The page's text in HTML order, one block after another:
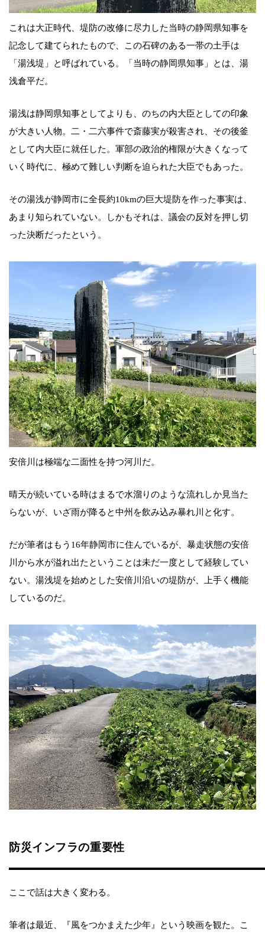
これは大正時代、堤防の改修に尽力した当時の静岡県知事を
記念して建てられたもので、この石碑のある一帯の土手は
「湯浅堤」と呼ばれている。「当時の静岡県知事」とは、湯
浅倉平だ。
湯浅は静岡県知事としてよりも、のちの内大臣としての印象
が大きい人物。二・二六事件で斎藤実が殺害され、その後釜
として内大臣に就任した。軍部の政治的権限が大きくなって
いく時代に、極めて難しい判断を迫られた大臣でもあった。
その湯浅が静岡市に全長約10kmの巨大堤防を作った事実は、
あまり知られていない。しかもそれは、議会の反対を押し切
った決断だったという。
安倍川は極端な二面性を持つ河川だ。
晴天が続いている時はまるで水溜りのような流れしか見当た
らないが、いざ雨が降ると中州を飲み込み暴れ川と化す。
だが筆者はもう16年静岡市に住んでいるが、暴走状態の安倍
川から水が溢れ出たということは未だ一度として経験してい
ない。湯浅堤を始めとした安倍川沿いの堤防が、上手く機能
しているのだ。
防災インフラの重要性
ここで話は大きく変わる。
筆者は最近、『風をつかまえた少年』という映画を観た。こ